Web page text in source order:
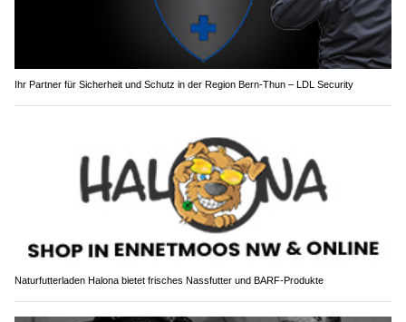
Ihr Partner für Sicherheit und Schutz in der Region Bern-Thun – LDL Security
Naturfutterladen Halona bietet frisches Nassfutter und BARF-Produkte